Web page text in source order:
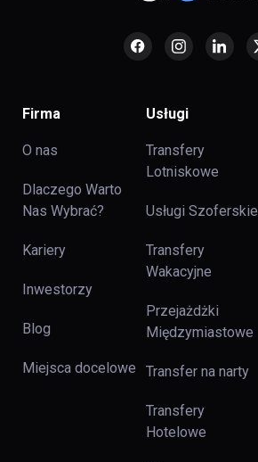
Firma
O nas
Dlaczego Warto
Nas Wybrać?
Kariery
Inwestorzy
Blog
Miejsca docelowe
Usługi
Transfery
Lotniskowe
Usługi Szoferskie
Transfery
Wakacyjne
Przejażdżki
Międzymiastowe
Transfer na narty
Transfery
Hotelowe